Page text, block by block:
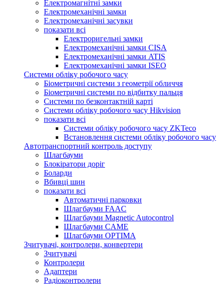
Електромагнітні замки
Електромеханічні замки
Електромеханічні засувки
показати всі
Електроригельні замки
Електромеханічні замки CISA
Електромеханічні замки ATIS
Електромеханічні замки ISEO
Системи обліку робочого часу
Біометричні системи з геометрії обличчя
Біометричні системи по відбитку пальця
Системи по безконтактній карті
Системи обліку робочого часу Hikvision
показати всі
Системи обліку робочого часу ZKTeco
Встановлення системи обліку робочого часу
Автотранспортний контроль доступу
Шлагбауми
Блокіратори доріг
Боларди
Вбивці шин
показати всі
Автоматичні парковки
Шлагбауми FAAC
Шлагбауми Magnetic Autocontrol
Шлагбауми CAME
Шлагбауми OPTIMA
Зчитувачі, контролери, конвертери
Зчитувачі
Контролери
Адаптери
Радіоконтролери